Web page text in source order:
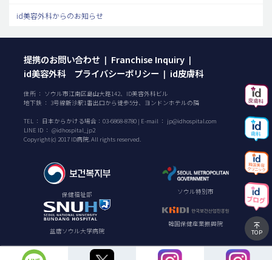
id美容外科からのお知らせ
提携のお問い合わせ | Franchise Inquiry |
id美容外科 プライバシーポリシー | id皮膚科
住所 ： ソウル市江南区島山大路142、ID美容外科ビル
地下鉄 ： 3号線新沙駅1番出口から徒歩5分、ヨンドンホテルの隣
TEL ： 日本からかける場合： 03-6868-8780 | E-mail ： jp@idhospital.com
LINE ID ： @idhospital_jp2
Copyright(c) 2017 ID病院. All rights reserved.
保健福祉部 ソウル特別市
盆唐ソウル大学病院
韓国保健産業振興院
TOP